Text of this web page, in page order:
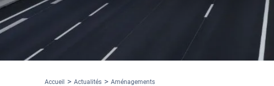
Accueil Actualités Aménagements